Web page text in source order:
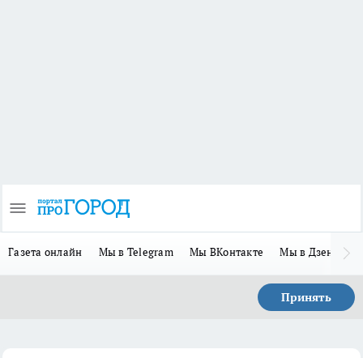
Газета онлайн Мы в Telegram Мы ВКонтакте Мы в Дзене
Принять